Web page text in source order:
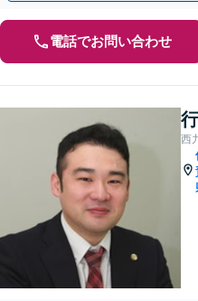
電話でお問い合わせ
西